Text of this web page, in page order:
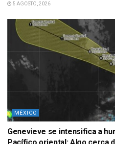
5 AGOSTO, 2026
MÉXICO
Genevieve se intensifica a